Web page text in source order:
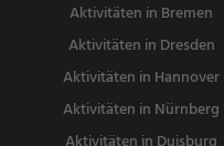
Aktivitäten in Bremen
Aktivitäten in Dresden
Aktivitäten in Hannover
Aktivitäten in Nürnberg